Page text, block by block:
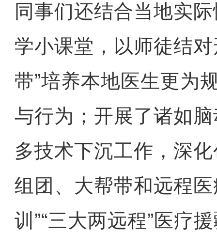
同事们还结合当地实
学小课堂，以师徒结
带”培养本地医生更为
与行为；开展了诸如
多技术下沉工作，深
组团、大帮带和远程
训”“三大两远程”医疗